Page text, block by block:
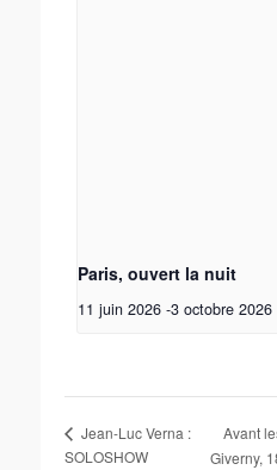
Paris, ouvert la nuit
11 juin 2026 -3 octobre 2026
Jean-Luc Verna :
SOLOSHOW
Avant
Giverny,